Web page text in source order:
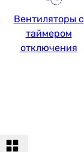
Вентиляторы с
таймером
отключения